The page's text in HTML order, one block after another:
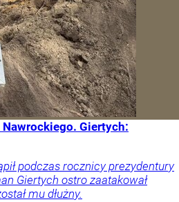
Giertych:
podczas rocznicy prezydentury
Giertych ostro zaatakował
mu dłużny.